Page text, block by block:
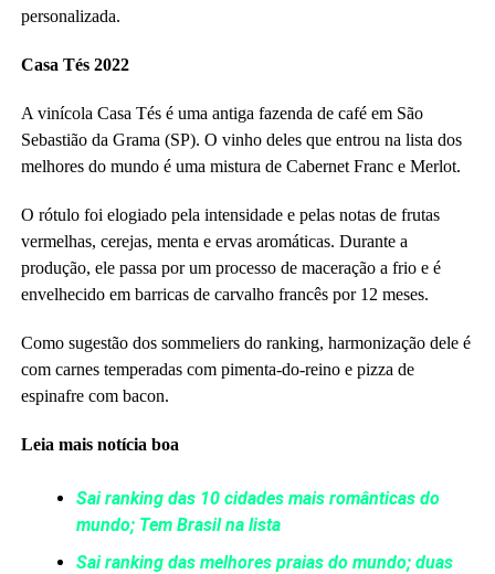
personalizada.
Casa Tés 2022
A vinícola Casa Tés é uma antiga fazenda de café em São
Sebastião da Grama (SP). O vinho deles que entrou na lista dos
melhores do mundo é uma mistura de Cabernet Franc e Merlot.
O rótulo foi elogiado pela intensidade e pelas notas de frutas
vermelhas, cerejas, menta e ervas aromáticas. Durante a
produção, ele passa por um processo de maceração a frio e é
envelhecido em barricas de carvalho francês por 12 meses.
Como sugestão dos sommeliers do ranking, harmonização dele é
com carnes temperadas com pimenta-do-reino e pizza de
espinafre com bacon.
Leia mais notícia boa
Sai ranking das 10 cidades mais românticas do
mundo; Tem Brasil na lista
Sai ranking das melhores praias do mundo; duas